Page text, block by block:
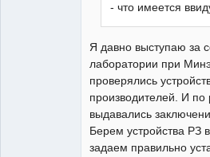
- что имеется
Я давно выступаю за
лаборатории при
проверялись
производителей. И по
выдавались
Берем устройства РЗ
задаем правильно